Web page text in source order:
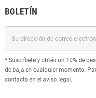
BOLETÍN
* Suscríbete y obtén un 10% de
de baja en cualquier momento.
contacto en el aviso legal.